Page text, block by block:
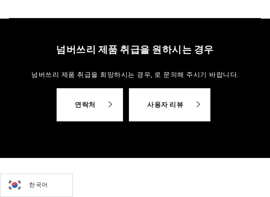
넘버쓰리 제품 취급을 원하시는 경우
넘버쓰리 제품 취급을 희망하시는 경우, 로 문의해 주시기 바랍니다.
연락처 사용자 리뷰
한국어